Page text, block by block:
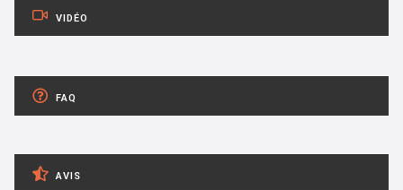
VIDÉO
FAQ
AVIS